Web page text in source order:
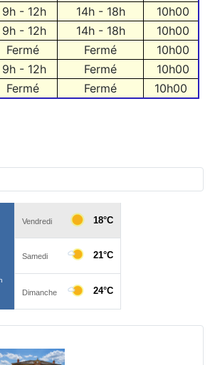
9h - 12h 14h - 18h
10h00
9h - 12h 14h - 18h
10h00
Fermé Fermé
10h00
9h - 12h Fermé
10h00
Fermé Fermé 10h00